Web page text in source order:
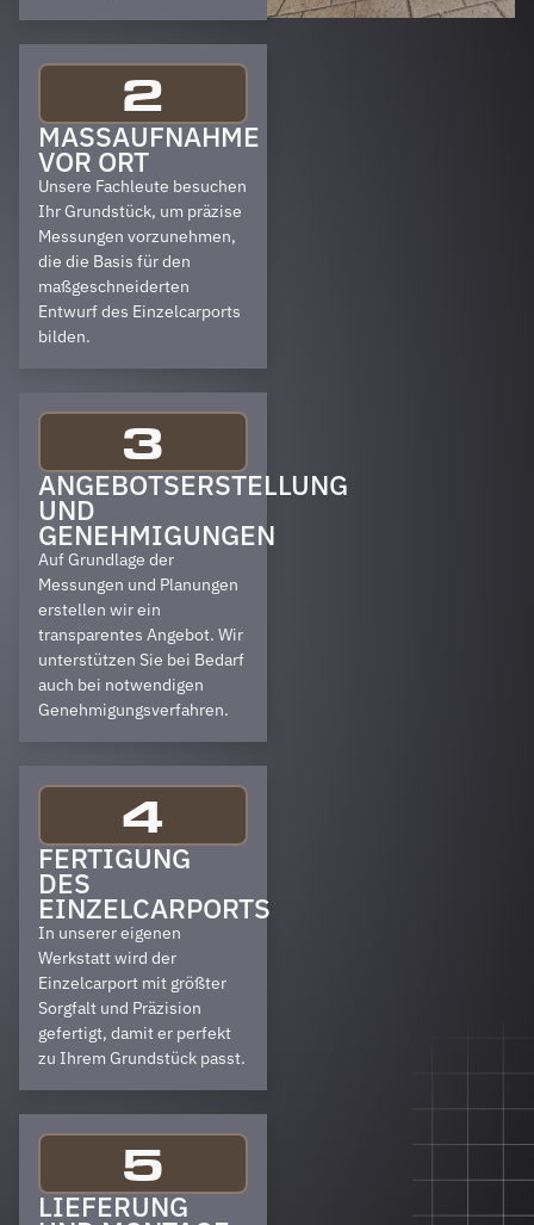
2
MASSAUFNAHME V
OR ORT
Unsere Fachleute besuchen
Ihr Grundstück, um präzise
Messungen vorzunehmen,
die die Basis für den
maßgeschneiderten
Entwurf des Einzelcarports
bilden.
3
ANGEBOTSERSTELLUNG
UND
GENEHMIGUNGEN
Auf Grundlage der
Messungen und Planungen
erstellen wir ein
transparentes Angebot. Wir
unterstützen Sie bei Bedarf
auch bei notwendigen
Genehmigungsverfahren.
4
FERTIGUNG
DES
EINZELCARPORTS
In unserer eigenen
Werkstatt wird der
Einzelcarport mit größter
Sorgfalt und Präzision
gefertigt, damit er perfekt
zu Ihrem Grundstück passt.
5
LIEFERUNG